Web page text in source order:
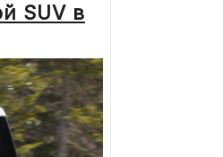
SUV в